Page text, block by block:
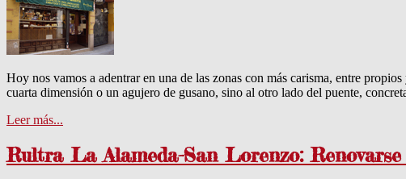
Hoy nos vamos a adentrar en una de las zonas con más carisma, entre
cuarta dimensión o un agujero de gusano, sino al otro lado del puente,
Leer más...
Rultra La Alameda-San Lorenzo: